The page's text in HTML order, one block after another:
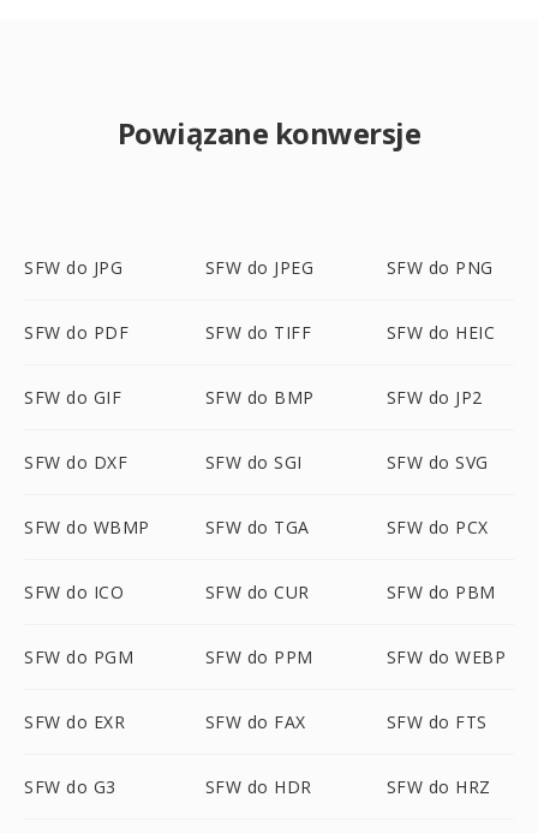
Powiązane konwersje
SFW do JPG SFW do JPEG SFW do PNG
SFW do PDF SFW do TIFF SFW do HEIC
SFW do GIF SFW do BMP SFW do JP2
SFW do DXF SFW do SGI SFW do SVG
SFW do WBMP SFW do TGA SFW do PCX
SFW do ICO SFW do CUR SFW do PBM
SFW do PGM SFW do PPM SFW do WEBP
SFW do EXR SFW do FAX SFW do FTS
SFW do G3 SFW do HDR SFW do HRZ